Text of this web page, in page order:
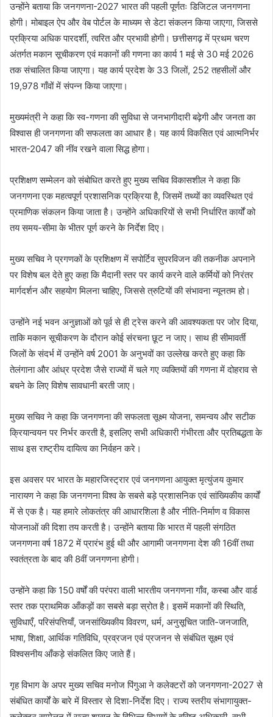
उन्होंने बताया कि जनगणना-2027 भारत की पहली पूर्णतः डिजिटल जनगणना
होगी। मोबाइल ऐप और वेब पोर्टल के माध्यम से डेटा संकलन किया जाएगा, जिससे
प्रक्रिया अधिक पारदर्शी, त्वरित और प्रभावी होगी। छत्तीसगढ़ में प्रथम चरण
अंतर्गत मकान सूचीकरण एवं मकानों की गणना का कार्य 1 मई से 30 मई 2026
तक संचालित किया जाएगा। यह कार्य प्रदेश के 33 जिलों, 252 तहसीलों और
19,978 गाँवों में संपन्न किया जाएगा।
मुख्यमंत्री ने कहा कि स्व-गणना की सुविधा से जनभागीदारी बढ़ेगी और जनता का
विश्वास ही जनगणना की सफलता का आधार है। यह कार्य विकसित एवं आत्मनिर्भर
भारत-2047 की नींव रखने वाला सिद्ध होगा।
प्रशिक्षण सम्मेलन को संबोधित करते हुए मुख्य सचिव विकासशील ने कहा कि
जनगणना एक महत्वपूर्ण प्रशासनिक प्रक्रिया है, जिसमें तथ्यों का व्यवस्थित एवं
प्रमाणिक संकलन किया जाता है। उन्होंने अधिकारियों से सभी निर्धारित कार्यों को
तय समय-सीमा के भीतर पूर्ण करने के निर्देश दिए।
मुख्य सचिव ने प्रगणकों के प्रशिक्षण में सपोर्टिव सुपरविजन की तकनीक अपनाने
पर विशेष बल देते हुए कहा कि मैदानी स्तर पर कार्य करने वाले कर्मियों को निरंतर
मार्गदर्शन और सहयोग मिलना चाहिए, जिससे त्रुटियों की संभावना न्यूनतम हो।
उन्होंने नई भवन अनुज्ञाओं को पूर्व से ही ट्रेस करने की आवश्यकता पर जोर दिया,
ताकि मकान सूचीकरण के दौरान कोई संरचना छूट न जाए। साथ ही सीमावर्ती
जिलों के संदर्भ में उन्होंने वर्ष 2001 के अनुभवों का उल्लेख करते हुए कहा कि
तेलंगाना और आंध्र प्रदेश जैसे राज्यों में चले गए व्यक्तियों की गणना में दोहराव से
बचने के लिए विशेष सावधानी बरती जाए।
मुख्य सचिव ने कहा कि जनगणना की सफलता सूक्ष्म योजना, समन्वय और सटीक
क्रियान्वयन पर निर्भर करती है, इसलिए सभी अधिकारी गंभीरता और प्रतिबद्धता के
साथ इस राष्ट्रीय दायित्व का निर्वहन करे।
इस अवसर पर भारत के महारजिस्ट्रार एवं जनगणना आयुक्त मृत्युंजय कुमार
नारायण ने कहा कि जनगणना विश्व के सबसे बड़े प्रशासनिक एवं सांख्यिकीय कार्यों
में से एक है। यह हमारे लोकतंत्र की आधारशिला है और नीति-निर्माण व विकास
योजनाओं की दिशा तय करती है। उन्होंने बताया कि भारत में पहली संगठित
जनगणना वर्ष 1872 में प्रारंभ हुई थी और आगामी जनगणना देश की 16वीं तथा
स्वतंत्रता के बाद की 8वीं जनगणना होगी।
उन्होंने कहा कि 150 वर्षों की परंपरा वाली भारतीय जनगणना गाँव, कस्बा और वार्ड
स्तर तक प्राथमिक आँकड़ों का सबसे बड़ा स्रोत है। इसमें मकानों की स्थिति,
सुविधाएँ, परिसंपत्तियाँ, जनसांख्यिकीय विवरण, धर्म, अनुसूचित जाति-जनजाति,
भाषा, शिक्षा, आर्थिक गतिविधि, प्रव्रजन एवं प्रजनन से संबंधित सूक्ष्म एवं
विश्वसनीय आँकड़े संकलित किए जाते हैं।
गृह विभाग के अपर मुख्य सचिव मनोज पिंगुआ ने कलेक्टरों को जनगणना-2027 से
संबंधित कार्यों के बारे में विस्तार से दिशा-निर्देश दिए। राज्य स्तरीय संभागायुक्त-